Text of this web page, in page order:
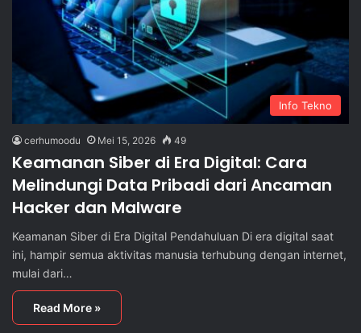
Info Tekno
cerhumoodu Mei 15, 2026 49
Keamanan Siber di Era Digital: Cara
Melindungi Data Pribadi dari Ancaman
Hacker dan Malware
Keamanan Siber di Era Digital Pendahuluan Di era digital saat
ini, hampir semua aktivitas manusia terhubung dengan internet,
mulai dari…
Read More »